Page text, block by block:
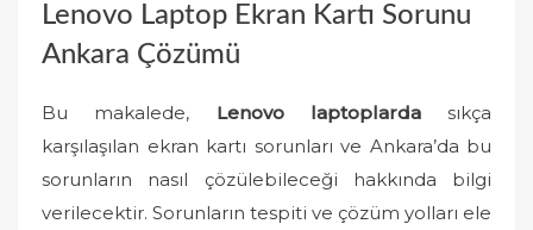
t
Lenovo Laptop Ekran Kartı Sorunu
Ankara Çözümü
Bu makalede, Lenovo laptoplardasıkça
karşılaşılan ekran kartı sorunları ve Ankara’da bu
sorunların nasıl çözülebileceği hakkında bilgi
verilecektir. Sorunların tespiti ve çözüm yolları ele